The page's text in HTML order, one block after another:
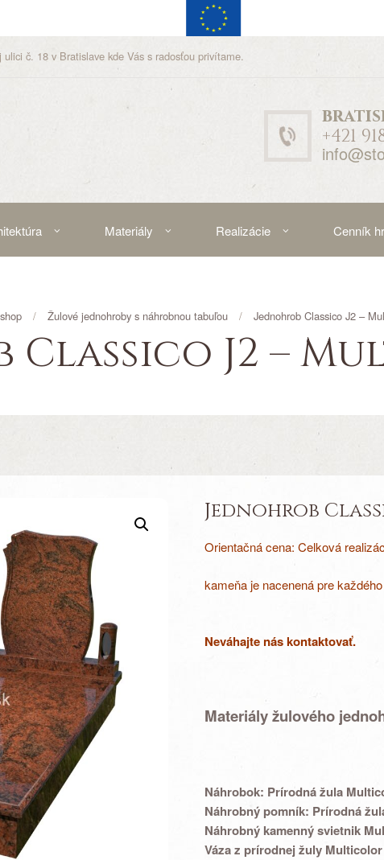
č. 18 v Bratislave kde Vás s radosťou privítame.
+421
Materiály Realizácie Cenník
Žulové jednohroby s náhrobnou tabuľou Jednohrob Classico J2 –
Classico J2 –
Jednohrob
Orientačná cena: Celková
kameňa je nacenená pre
Neváhajte nás kontaktovať.
Materiály žulového
Náhrobok: Prírodná žula
Náhrobný pomník: Prírodná
Náhrobný kamenný svietnik
Váza z prírodnej žuly